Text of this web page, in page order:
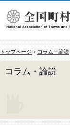
トップページ > コラム・論説
コラム・論説